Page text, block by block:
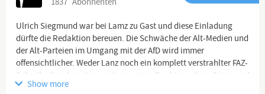
Ulrich Siegmund war bei Lamz zu Gast und diese Einladung
dürfte die Redaktion bereuen. Die Schwäche der Alt-Medien und
der Alt-Parteien im Umgang mit der AfD wird immer
offensichtlicher. Weder Lanz noch ein komplett verstrahlter FAZ-
Schreiberling konnten auch nur einen Punkt machen. Siegmund
war schlagfertig, bestens vorbereitet und dabei nicht verbissen
Show more